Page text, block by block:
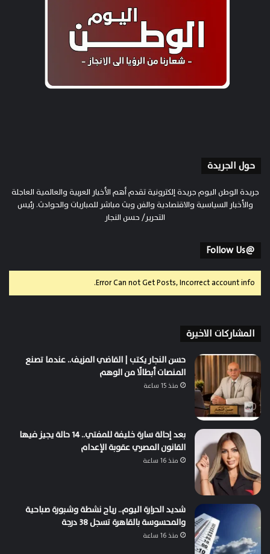
حول الجريدة
جريدة الوطن اليوم جريدة إلكترونية تقدم أهم الأخبار العربية والعالمية العاجلة
والأخبار السياسية والاقتصادية والفن وبث مباشر للمباريات والحوادث. رئيس
التحرير/ حسن النجار
@Follow Us
Error Can not Get Posts, Incorrect account info.
المشاركات الاخيرة
حسن النجار يكتب | القاضي المزيف.. عندما تصنع
المنصات أبطالًا من الوهم
منذ 15 ساعة
بعد إحالة سارة خليفة للمفتي.. 14 حالة يجيز فيها
القانون المصري عقوبة الإعدام
منذ 16 ساعة
شديد الحرارة اليوم.. رياح نشطة وشبورة صباحية
والمحسوسة بالقاهرة تسجل 38 درجة
منذ 16 ساعة